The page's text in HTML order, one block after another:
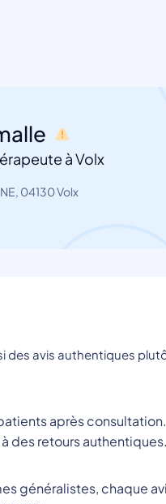
à Volx
04130 Volx
des avis authentiques
après
des retours authentiques.
généralistes, chaque